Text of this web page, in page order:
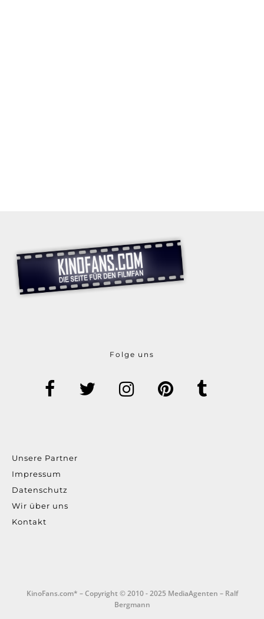
Folge uns
Unsere Partner
Impressum
Datenschutz
Wir über uns
Kontakt
KinoFans.com* – Copyright © 2010 - 2025 MediaAgenten – Ralf
Bergmann